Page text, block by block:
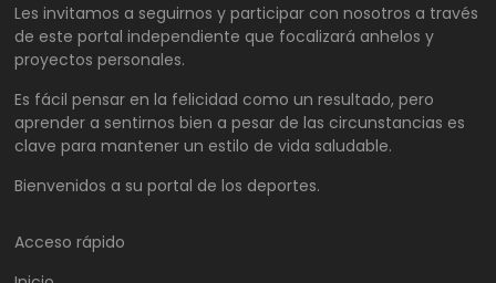
Les invitamos a seguirnos y participar con nosotros a través
de este portal independiente que focalizará anhelos y
proyectos personales.
Es fácil pensar en la felicidad como un resultado, pero
aprender a sentirnos bien a pesar de las circunstancias es
clave para mantener un estilo de vida saludable.
Bienvenidos a su portal de los deportes.
Acceso rápido